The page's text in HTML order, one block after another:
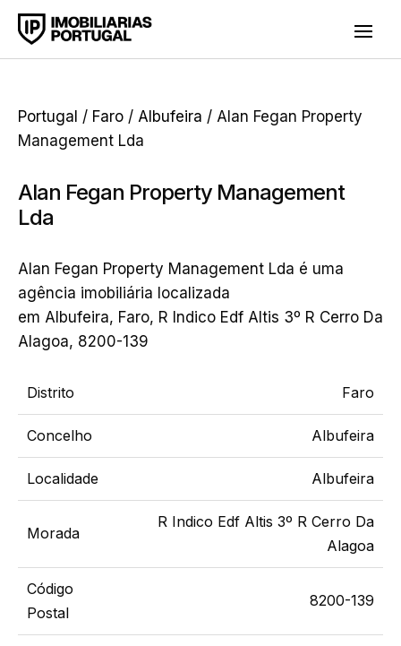
Portugal / Faro / Albufeira / Alan Fegan Property
Management Lda
Alan Fegan Property Management
Lda
Alan Fegan Property Management Lda é uma
agência imobiliária localizada
em Albufeira, Faro, R Indico Edf Altis 3º R Cerro Da
Alagoa, 8200-139
Distrito Faro
Concelho Albufeira
Localidade Albufeira
Morada
R Indico Edf Altis 3º R Cerro Da
Alagoa
Código
Postal
8200-139